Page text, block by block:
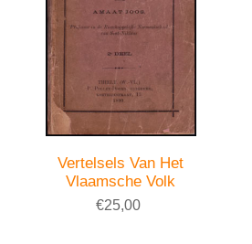
Vertelsels Van Het
Vlaamsche Volk
€25,00